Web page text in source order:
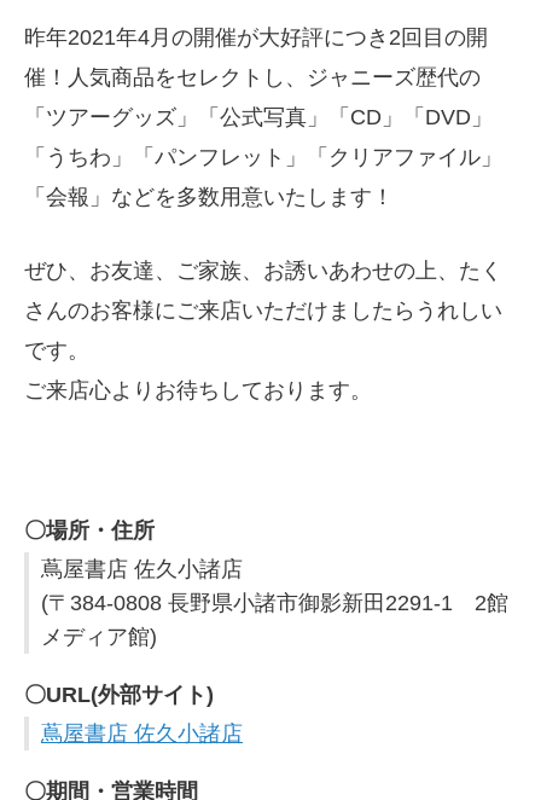
昨年2021年4月の開催が大好評につき2回目の開
催！人気商品をセレクトし、ジャニーズ歴代の
「ツアーグッズ」「公式写真」「CD」「DVD」
「うちわ」「パンフレット」「クリアファイル」
「会報」などを多数用意いたします！
ぜひ、お友達、ご家族、お誘いあわせの上、たく
さんのお客様にご来店いただけましたらうれしい
です。
ご来店心よりお待ちしております。
〇場所・住所
蔦屋書店 佐久小諸店
(〒384-0808 長野県小諸市御影新田2291-1 2館
メディア館)
〇URL(外部サイト)
蔦屋書店 佐久小諸店
〇期間・営業時間